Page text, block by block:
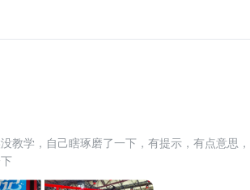
教学，自己瞎琢磨了一下，有提示，有点意思